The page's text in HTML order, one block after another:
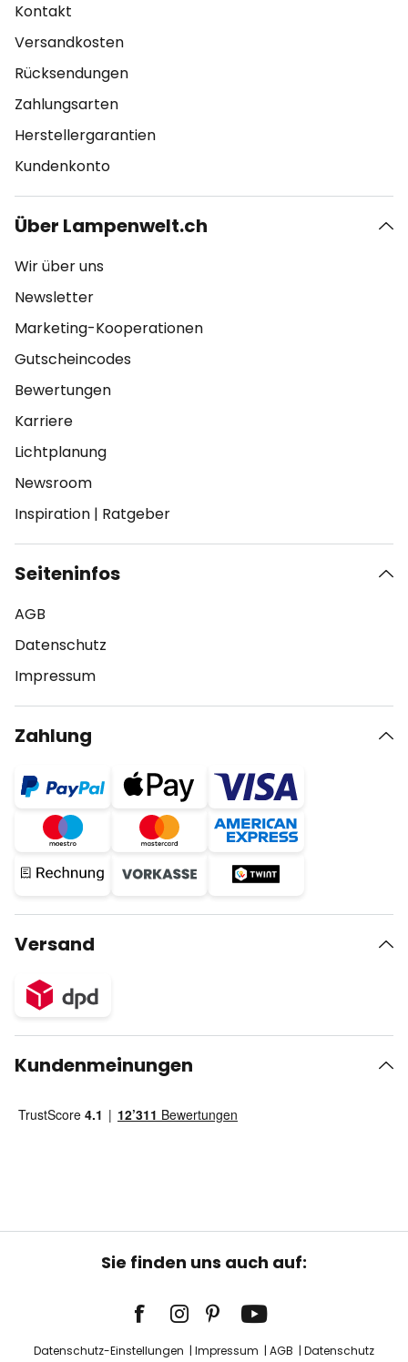
Kontakt
Versandkosten
Rücksendungen
Zahlungsarten
Herstellergarantien
Kundenkonto
Über Lampenwelt.ch
Wir über uns
Newsletter
Marketing-Kooperationen
Gutscheincodes
Bewertungen
Karriere
Lichtplanung
Newsroom
Inspiration | Ratgeber
Seiteninfos
AGB
Datenschutz
Impressum
Zahlung
Versand
Kundenmeinungen
Sie finden uns auch auf:
Datenschutz-Einstellungen Impressum AGB Datenschutz